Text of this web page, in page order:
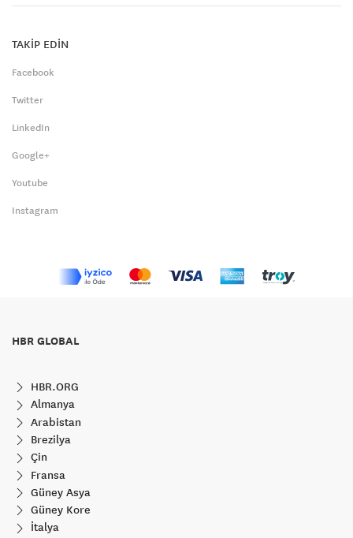
TAKİP EDİN
Facebook
Twitter
LinkedIn
Google+
Youtube
Instagram
HBR GLOBAL
HBR.ORG
Almanya
Arabistan
Brezilya
Çin
Fransa
Güney Asya
Güney Kore
İtalya